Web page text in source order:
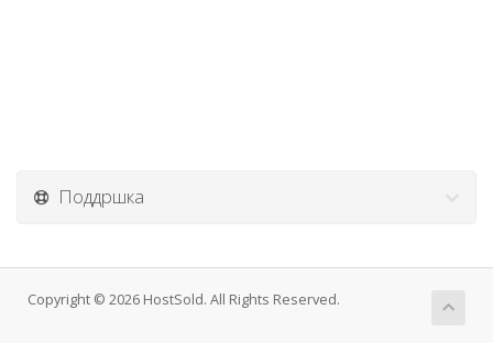
Поддршка
Copyright © 2026 HostSold. All Rights Reserved.